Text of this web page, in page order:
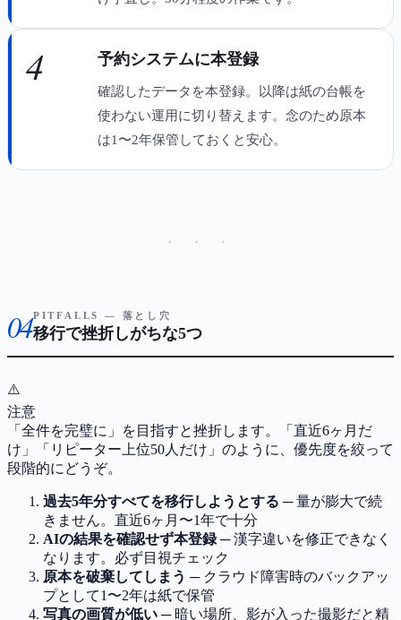
4 予約システムに本登録
確認したデータを本登録。以降は紙の台帳を
使わない運用に切り替えます。念のため原本
は1〜2年保管しておくと安心。
· · ·
04PITFALLS — 落とし穴
移行で挫折しがちな5つ
⚠️
注意
「全件を完璧に」を目指すと挫折します。「直近6ヶ月だ
け」「リピーター上位50人だけ」のように、優先度を絞って
段階的にどうぞ。
過去5年分すべてを移行しようとする ─ 量が膨大で続
きません。直近6ヶ月〜1年で十分
AIの結果を確認せず本登録─ 漢字違いを修正できなく
なります。必ず目視チェック
原本を破棄してしまう ─ クラウド障害時のバックアッ
プとして1〜2年は紙で保管
写真の画質が低い ─ 暗い場所、影が入った撮影だと精